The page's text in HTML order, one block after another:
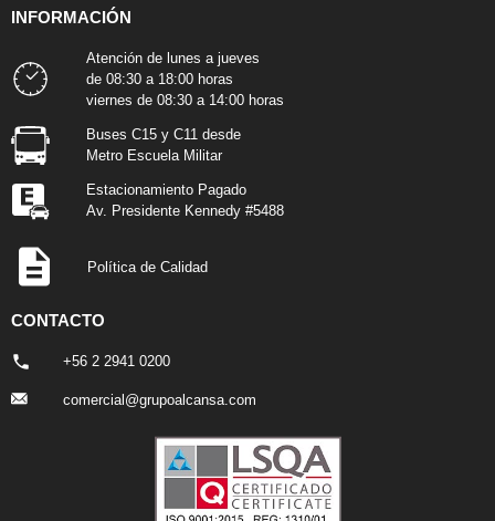
INFORMACIÓN
Atención de lunes a jueves
de 08:30 a 18:00 horas
viernes de 08:30 a 14:00 horas
Buses C15 y C11 desde
Metro Escuela Militar
Estacionamiento Pagado
Av. Presidente Kennedy #5488
Política de Calidad
CONTACTO
+56 2 2941 0200
comercial@grupoalcansa.com